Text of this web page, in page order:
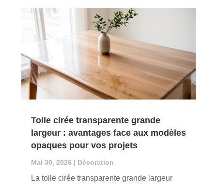
Toile cirée transparente grande
largeur : avantages face aux modèles
opaques pour vos projets
Mai 30, 2026 | Décoration
La toile cirée transparente grande largeur